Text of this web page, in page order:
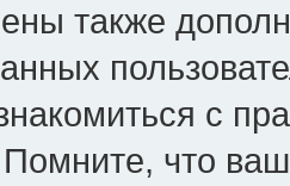
также
с
что